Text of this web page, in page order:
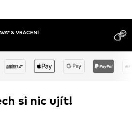
& VRÁCENÍ
si nic ujít!